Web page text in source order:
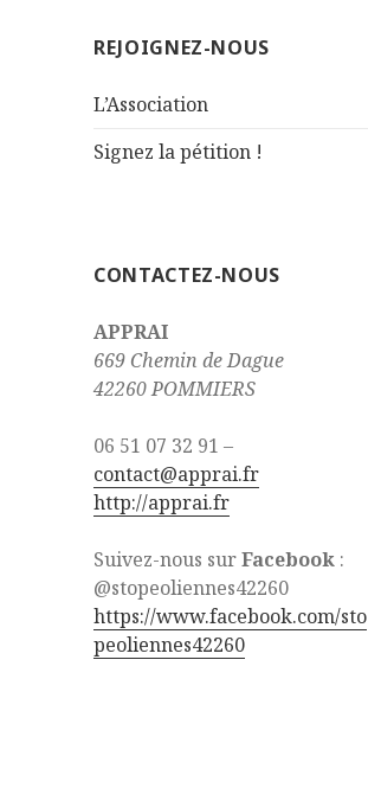
REJOIGNEZ-NOUS
L’Association
Signez la pétition !
CONTACTEZ-NOUS
APPRAI
669 Chemin de Dague
42260 POMMIERS
06 51 07 32 91 –
contact@apprai.fr
http://apprai.fr
Suivez-nous surFacebook :
@stopeoliennes42260
https://www.facebook.com/sto
peoliennes42260